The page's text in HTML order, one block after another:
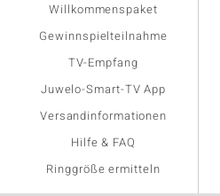
Willkommenspaket
Gewinnspielteilnahme
TV-Empfang
Juwelo-Smart-TV App
Versandinformationen
Hilfe & FAQ
Ringgröße ermitteln